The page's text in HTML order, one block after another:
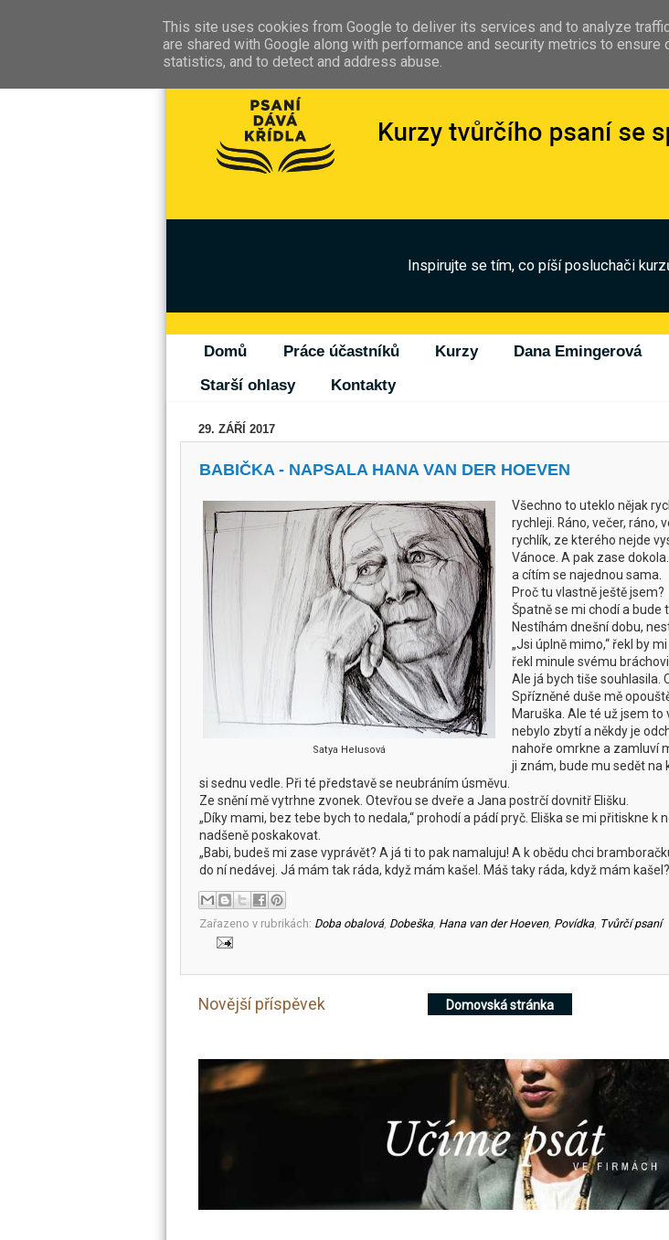
Inspirujte se tím, co píší posluchači
Domů Práce účastníků Kurzy Dana Emingerová
Starší ohlasy
Kontakty
29. ZÁŘÍ 2017
BABIČKA - NAPSALA HANA VAN DER HOEVEN
Satya Helusová
Všechno to uteklo nějak
rychleji. Ráno, večer, ráno,
rychlík, ze kterého nejde
Vánoce. A pak zase
a cítím se najednou sama.
Proč tu vlastně ještě jsem?
Špatně se mi chodí a bude
Nestíhám dnešní dobu,
„Jsi úplně mimo,“ řekl by
řekl minule svému
Ale já bych tiše souhlasila.
Spřízněné duše mě
Maruška. Ale té už jsem to
nebylo zbytí a někdy je
nahoře omrkne a zamluví
ji znám, bude mu sedět na
si sednu vedle. Při té představě se neubráním úsměvu.
Ze snění mě vytrhne zvonek. Otevřou se dveře a Jana postrčí dovnitř Elišku.
„Díky mami, bez tebe bych to nedala,“ prohodí a pádí pryč. Eliška se mi přitiskne k
nadšeně poskakovat.
„Babi, budeš mi zase vyprávět? A já ti to pak namaluju! A k obědu chci
do ní nedávej. Já mám tak ráda, když mám kašel. Máš taky ráda, když mám
Zařazeno v rubrikách: Doba obalová, Dobeška, Hana van der Hoeven, Povídka, Tvůrčí psaní
Novější příspěvek Domovská stránka
This site uses cookies from Google to deliver its services and to analyze
are shared with Google along with performance and security metrics to ensure
statistics, and to detect and address abuse.